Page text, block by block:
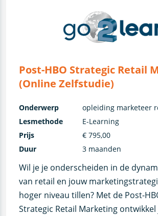
Post-HBO Strategic Retail
(Online Zelfstudie)
Wil je je onderscheiden in de
van retail en jouw
hoger niveau tillen? Met de Post-
Strategic Retail Marketing ontwikkel
Onderwerp
opleiding marketeer
Lesmethode
E-Learning
Prijs
€ 795,00
Duur
3 maanden